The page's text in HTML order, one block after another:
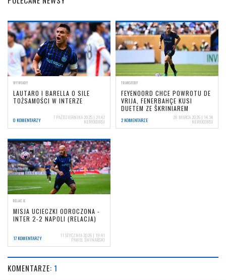
WYWIADY
LAUTARO I BARELLA O SILE
TOŻSAMOŚCI W INTERZE
0 KOMENTARZY 7 PAŹDZIERNIKA 2025 | 21:42
NERIOCORSI
TRANSFERY
FEYENOORD CHCE POWROTU DE
VRIJA, FENERBAHÇE KUSI
DUETEM ZE ŠKRINIAREM
2 KOMENTARZE 28 MARCA 2026 | 14:34
NERIOCORSI
RELACJE
MISJA UCIECZKI ODROCZONA -
INTER 2-2 NAPOLI (RELACJA)
17 KOMENTARZY 11 STYCZNIA 2026 | 19:41
PAWEŁ ŚWINARSKI
KOMENTARZE: 1